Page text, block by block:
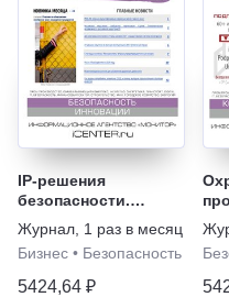
IP-решения
безопасности.
Видеонаблюдение
Журнал 1 раз в месяц
Бизнес • Безопасность
5424,64 ₽